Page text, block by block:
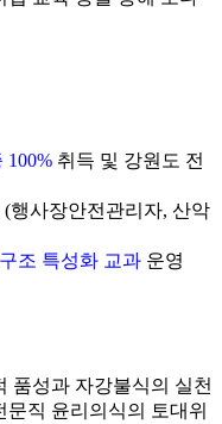
100% 취득 및 강원도 전
(행사장안전관리자, 산악
조 특성화 교과 운영
품성과 자강불식의 실천
직 윤리의식의 토대위